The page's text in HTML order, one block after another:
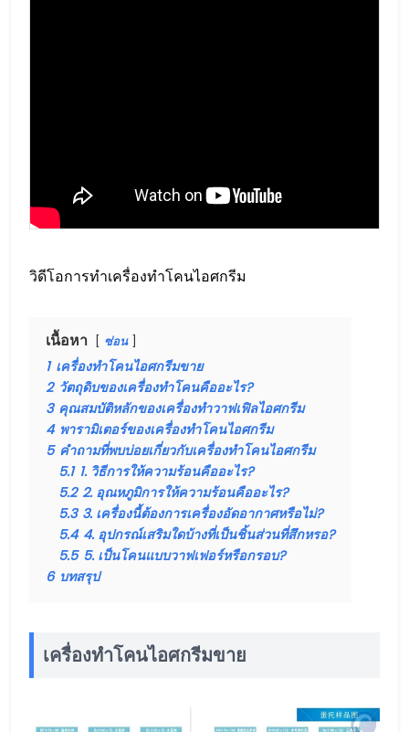
วิดีโอการทำเครื่องทำโคนไอศกรีม
เนื้อหา ซ่อน
1 เครื่องทำโคนไอศกรีมขาย
2 วัตถุดิบของเครื่องทำโคนคืออะไร?
3 คุณสมบัติหลักของเครื่องทำวาฟเฟิลไอศกรีม
4 พารามิเตอร์ของเครื่องทำโคนไอศกรีม
5 คำถามที่พบบ่อยเกี่ยวกับเครื่องทำโคนไอศกรีม
5.1 1. วิธีการให้ความร้อนคืออะไร?
5.2 2. อุณหภูมิการให้ความร้อนคืออะไร?
5.3 3. เครื่องนี้ต้องการเครื่องอัดอากาศหรือไม่?
5.4 4. อุปกรณ์เสริมใดบ้างที่เป็นชิ้นส่วนที่สึกหรอ?
5.5 5. เป็นโคนแบบวาฟเฟอร์หรือกรอบ?
6 บทสรุป
เครื่องทำโคนไอศกรีมขาย